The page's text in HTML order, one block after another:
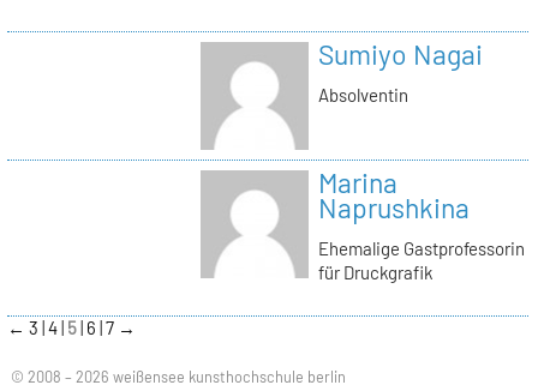
Sumiyo Nagai
Absolventin
Marina
Naprushkina
Ehemalige Gastprofessorin
für Druckgrafik
← 3 4 5 6 7 →
© 2008 – 2026 weißensee kunsthochschule berlin